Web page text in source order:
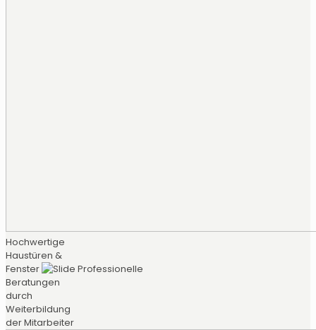
Hochwertige
Haustüren &
Fenster
Professionelle
Beratungen
durch
Weiterbildung
der Mitarbeiter